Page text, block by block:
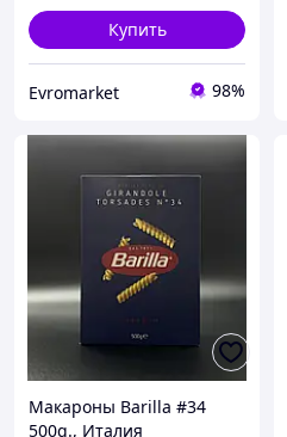
Купить
Evromarket 98%
Макароны Barilla #34
500g., Италия